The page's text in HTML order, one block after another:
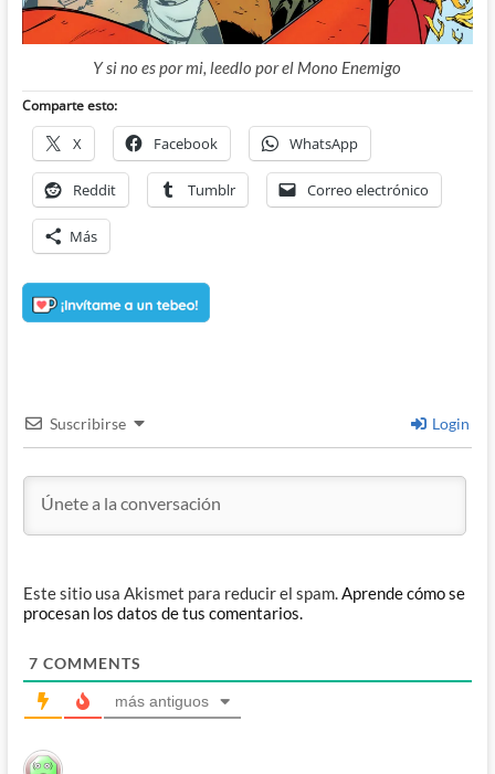
Y si no es por mi, leedlo por el Mono Enemigo
Comparte esto:
X Facebook WhatsApp
Reddit Tumblr Correo electrónico
Más
Suscribirse Login
Este sitio usa Akismet para reducir el spam.Aprende cómo se
procesan los datos de tus comentarios.
7 COMMENTS
más antiguos